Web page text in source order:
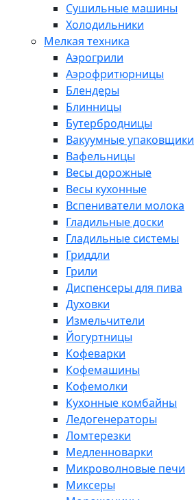
Сушильные машины
Холодильники
Мелкая техника
Аэрогрили
Аэрофритюрницы
Блендеры
Блинницы
Бутербродницы
Вакуумные упаковщики
Вафельницы
Весы дорожные
Весы кухонные
Вспениватели молока
Гладильные доски
Гладильные системы
Гриддли
Грили
Диспенсеры для пива
Духовки
Измельчители
Йогуртницы
Кофеварки
Кофемашины
Кофемолки
Кухонные комбайны
Ледогенераторы
Ломтерезки
Медленноварки
Микроволновые печи
Миксеры